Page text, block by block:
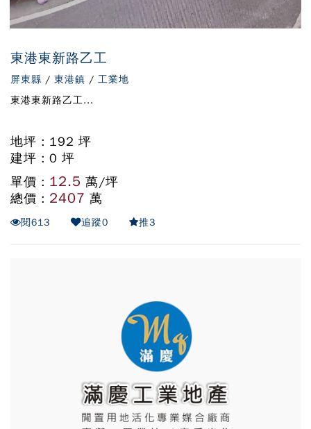
東港東新路乙工
屏東縣 / 東港鎮 / 工業地
東港東新路乙工...
地坪 : 192 坪
建坪 : 0 坪
單價 : 12.5 萬/坪
總價 : 2407 萬
閱613 追蹤0 推3